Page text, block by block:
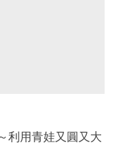
利用青娃又圓又大